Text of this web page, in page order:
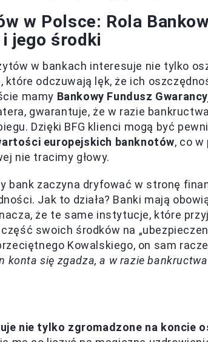
w Polsce: Rola
i jego środki
w bankach interesuje nie tylko
które odczuwają lęk, że ich
mamy Bankowy Fundusz
gwarantuje, że w razie
Dzięki BFG klienci mogą być
europejskich banknotów, co w
nie tracimy głowy.
bank zaczyna dryfować w stronę
Jak to działa? Banki mają
że te same instytucje, które
swoich środków na
Kowalskiego, on sam
konta się zgadza, a w razie
nie tylko zgromadzone na koncie